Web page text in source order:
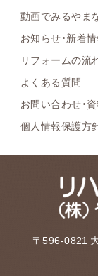
動画でみるやま
お知らせ・新着
リフォームの流
よくある質問
お問い合わせ・
個人情報保護方
〒596-0821